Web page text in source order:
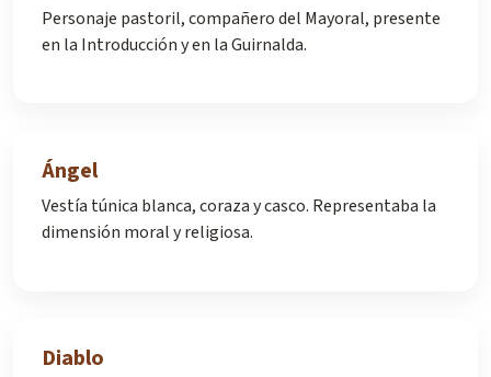
Personaje pastoril, compañero del Mayoral, presente
en la Introducción y en la Guirnalda.
Ángel
Vestía túnica blanca, coraza y casco. Representaba la
dimensión moral y religiosa.
Diablo